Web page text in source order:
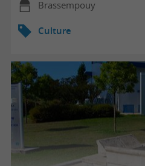
Brassempouy
Culture